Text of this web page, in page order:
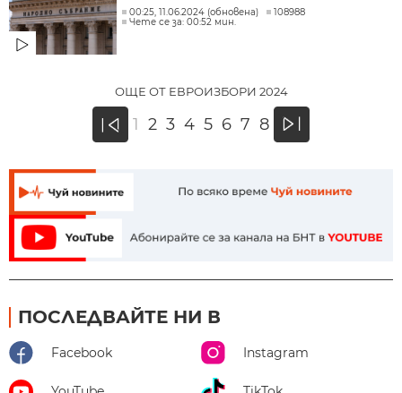
00:25, 11.06.2024 (обновена)
108988
Чете се за: 00:52 мин.
ОЩЕ ОТ ЕВРОИЗБОРИ 2024
« 1 2 3 4 5 6 7 8 »
ПОСЛЕДВАЙТЕ НИ В
Facebook Instagram